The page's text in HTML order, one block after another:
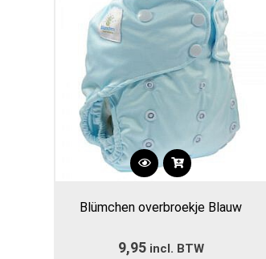
Dit
heeft
variaties.
Blümchen overbroekje Blauw
9,95 incl. BTW